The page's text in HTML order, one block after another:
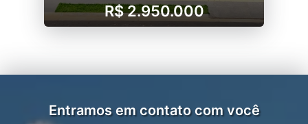
R$ 2.950.000
Entramos em contato com você